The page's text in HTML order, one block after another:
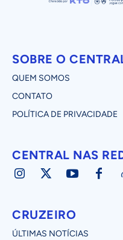
SOBRE O
QUEM SOMOS
CONTATO
POLÍTICA DE PRIVACIDADE
CENTRAL NAS
CRUZEIRO
ÚLTIMAS NOTÍCIAS